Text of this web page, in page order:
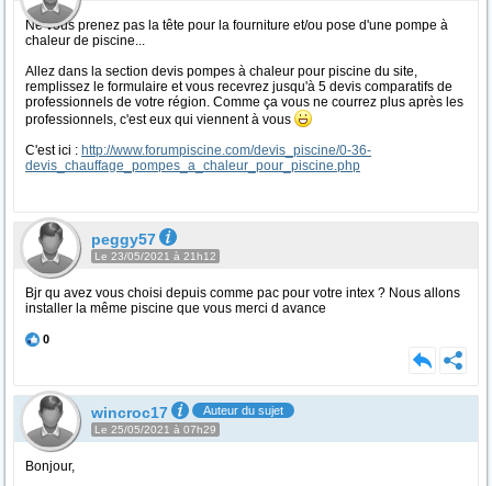
Ne vous prenez pas la tête pour la fourniture et/ou pose d'une pompe à
chaleur de piscine...
Allez dans la section devis pompes à chaleur pour piscine du site,
remplissez le formulaire et vous recevrez jusqu'à 5 devis comparatifs de
professionnels de votre région. Comme ça vous ne courrez plus après les
professionnels, c'est eux qui viennent à vous
C'est ici : http://www.forumpiscine.com/devis_piscine/0-36-
devis_chauffage_pompes_a_chaleur_pour_piscine.php
peggy57
Le 23/05/2021 à 21h12
Bjr qu avez vous choisi depuis comme pac pour votre intex ? Nous allons
installer la même piscine que vous merci d avance
0
wincroc17 Auteur du sujet
Le 25/05/2021 à 07h29
Bonjour,